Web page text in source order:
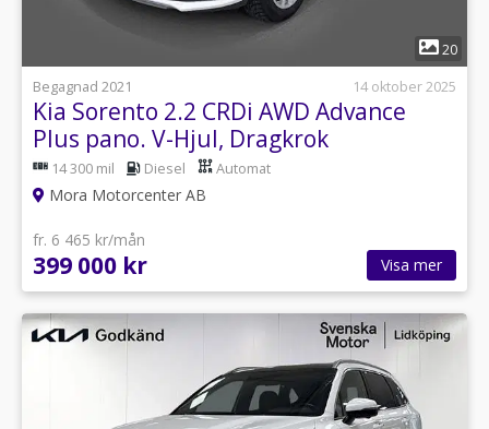
20
Begagnad 2021
14 oktober 2025
Kia Sorento 2.2 CRDi AWD Advance
Plus pano. V-Hjul, Dragkrok
14 300 mil Diesel Automat
Mora Motorcenter AB
fr. 6 465 kr/mån
399 000 kr Visa mer